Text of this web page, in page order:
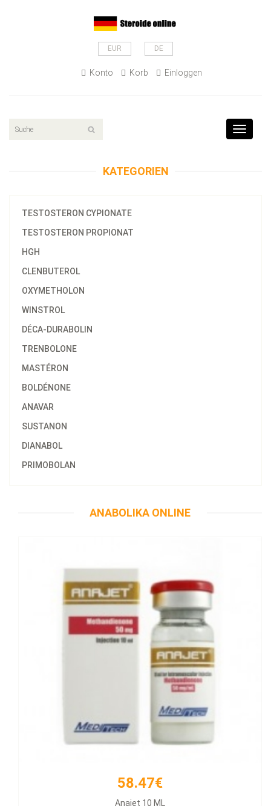
EUR DE
Konto Korb Einloggen
Toggle
KATEGORIEN
TESTOSTERON CYPIONATE
TESTOSTERON PROPIONAT
HGH
CLENBUTEROL
OXYMETHOLON
WINSTROL
DÉCA-DURABOLIN
TRENBOLONE
MASTÉRON
BOLDÉNONE
ANAVAR
SUSTANON
DIANABOL
PRIMOBOLAN
ANABOLIKA ONLINE
58.47€
Anajet 10 ML
Kaufen
66.21€